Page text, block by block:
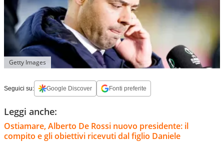
Getty Images
Seguici su: Google Discover Fonti preferite
Leggi anche:
Ostiamare, Alberto De Rossi nuovo presidente: il
compito e gli obiettivi ricevuti dal figlio Daniele